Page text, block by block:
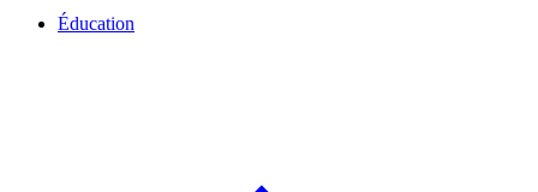
Éducation